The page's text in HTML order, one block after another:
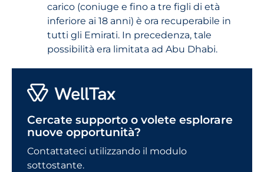
carico (coniuge e fino a tre figli di età
inferiore ai 18 anni) è ora recuperabile in
tutti gli Emirati. In precedenza, tale
possibilità era limitata ad Abu Dhabi.
Cercate supporto o volete esplorare
nuove opportunità?
Contattateci utilizzando il modulo
sottostante.